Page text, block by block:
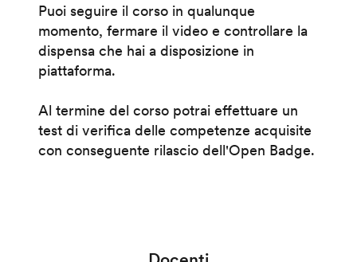
Puoi seguire il corso in qualunque
momento, fermare il video e controllare la
dispensa che hai a disposizione in
piattaforma.
Al termine del corso potrai effettuare un
test di verifica delle competenze acquisite
con conseguente rilascio dell'Open Badge.